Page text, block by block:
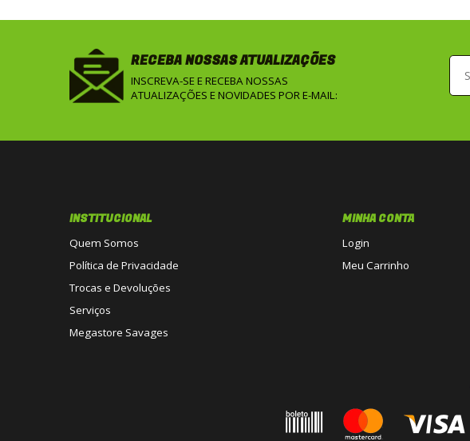
RECEBA NOSSAS ATUALIZAÇÕES
INSCREVA-SE E RECEBA NOSSAS
ATUALIZAÇÕES E NOVIDADES POR E-MAIL:
INSTITUCIONAL
Quem Somos
Política de Privacidade
Trocas e Devoluções
Serviços
Megastore Savages
MINHA CONTA
Login
Meu Carrinho